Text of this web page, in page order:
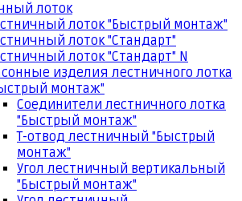
лоток
лоток "Быстрый монтаж"
лоток "Стандарт"
лоток "Стандарт" N
изделия лестничного лотка
монтаж"
Соединители лестничного лотка
"Быстрый монтаж"
Т-отвод лестничный "Быстрый
монтаж"
Угол лестничный вертикальный
"Быстрый монтаж"